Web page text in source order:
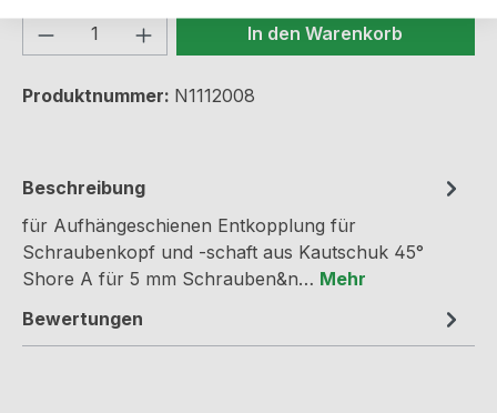
Produkt Anzahl: Gib den gewünschten
In den Warenkorb
Produktnummer: N1112008
Beschreibung
für Aufhängeschienen Entkopplung für
Schraubenkopf und -schaft aus Kautschuk 45°
Shore A für 5 mm Schrauben&n… Mehr
Bewertungen